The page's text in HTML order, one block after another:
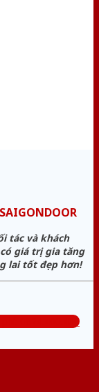
tác và khách
giá trị gia tăng
lai tốt đẹp hơn!
0824.400.400